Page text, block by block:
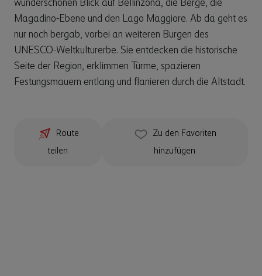
wunderschönen Blick auf Bellinzona, die Berge, die
Magadino-Ebene und den Lago Maggiore. Ab da geht es
nur noch bergab, vorbei an weiteren Burgen des
UNESCO-Weltkulturerbe. Sie entdecken die historische
Seite der Region, erklimmen Türme, spazieren
Festungsmauern entlang und flanieren durch die Altstadt.
Route
teilen
Zu den Favoriten
hinzufügen